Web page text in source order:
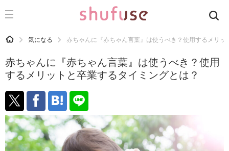
CATEGORY 記事カテゴリ
運気
洗濯
生活の知恵
お金
掃除
HOME 気になる 赤ちゃんに『赤ちゃん言葉』は使うべき？使用するメリッ
赤ちゃんに『赤ちゃん言葉』は使うべき？使用
するメリットと卒業するタイミングとは？